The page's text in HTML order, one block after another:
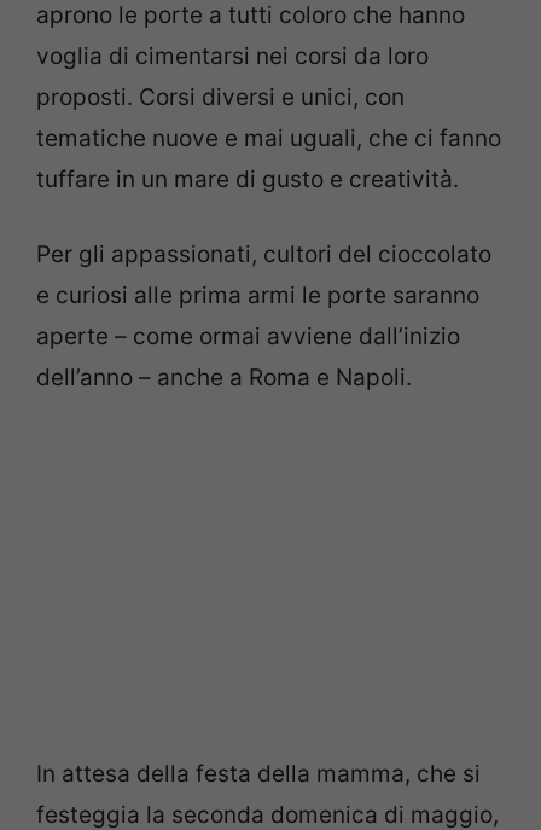
aprono le porte a tutti coloro che hanno
voglia di cimentarsi nei corsi da loro
proposti. Corsi diversi e unici, con
tematiche nuove e mai uguali, che ci fanno
tuffare in un mare di gusto e creatività.
Per gli appassionati, cultori del cioccolato
e curiosi alle prima armi le porte saranno
aperte – come ormai avviene dall’inizio
dell’anno – anche a Roma e Napoli.
In attesa della festa della mamma, che si
festeggia la seconda domenica di maggio,